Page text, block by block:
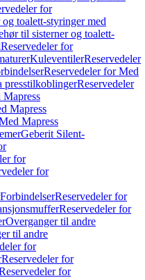
for
toalett-styringer med
til sisterner og toalett-
Reservedeler for
KuleventilerReservedeler
Reservedeler for Med
presstilkoblingerReservedeler
Mapress
Mapress
Mapress
Geberit Silent-
for
for
ForbindelserReservedeler for
Reservedeler for
Overganger til andre
til andre
for
Reservedeler for
for